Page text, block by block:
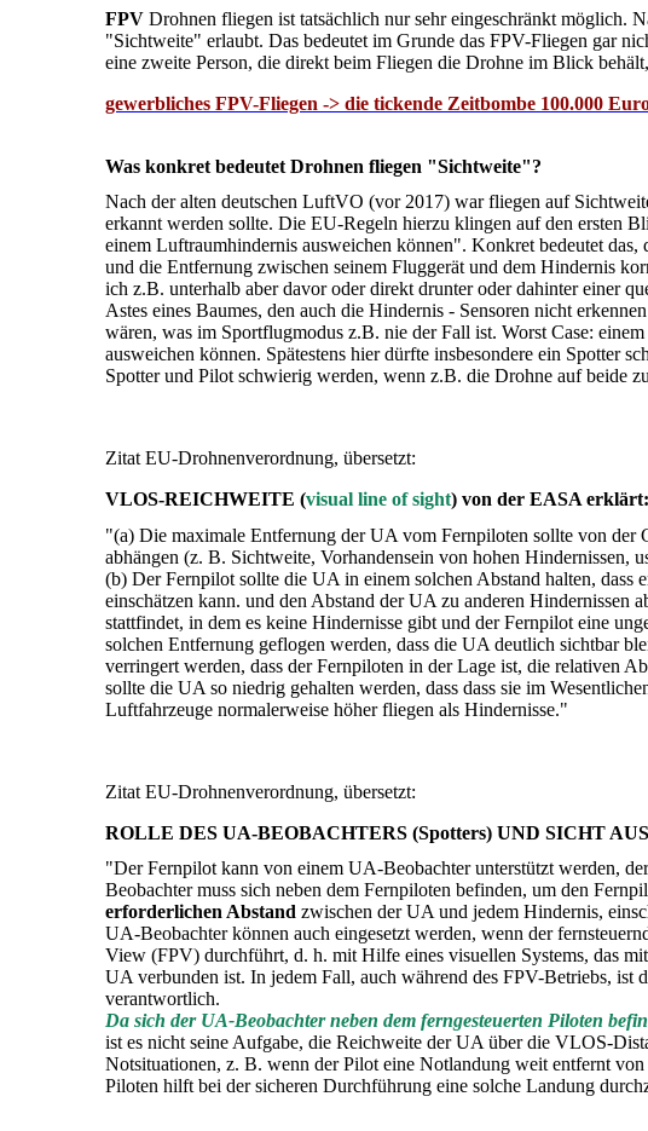
FPV Drohnen fliegen ist tatsächlich nur sehr eingeschränkt möglich.
"Sichtweite" erlaubt. Das bedeutet im Grunde das FPV-Fliegen gar
eine zweite Person, die direkt beim Fliegen die Drohne im Blick
gewerbliches FPV-Fliegen -> die tickende Zeitbombe 100.000
Was konkret bedeutet Drohnen fliegen "Sichtweite"?
Nach der alten deutschen LuftVO (vor 2017) war fliegen auf
erkannt werden sollte. Die EU-Regeln hierzu klingen auf den ersten
einem Luftraumhindernis ausweichen können". Konkret bedeutet
und die Entfernung zwischen seinem Fluggerät und dem Hindernis
ich z.B. unterhalb aber davor oder direkt drunter oder dahinter einer
Astes eines Baumes, den auch die Hindernis - Sensoren nicht
wären, was im Sportflugmodus z.B. nie der Fall ist. Worst Case:
ausweichen können. Spätestens hier dürfte insbesondere ein Spotter
Spotter und Pilot schwierig werden, wenn z.B. die Drohne auf beide
Zitat EU-Drohnenverordnung, übersetzt:
VLOS-REICHWEITE (visual line of sight) von der EASA erklärt:
"(a) Die maximale Entfernung der UA vom Fernpiloten sollte von der
abhängen (z. B. Sichtweite, Vorhandensein von hohen Hindernissen,
(b) Der Fernpilot sollte die UA in einem solchen Abstand halten, dass
einschätzen kann. und den Abstand der UA zu anderen Hindernissen
stattfindet, in dem es keine Hindernisse gibt und der Fernpilot eine
solchen Entfernung geflogen werden, dass die UA deutlich sichtbar
verringert werden, dass der Fernpiloten in der Lage ist, die relativen
sollte die UA so niedrig gehalten werden, dass dass sie im
Luftfahrzeuge normalerweise höher fliegen als Hindernisse."
Zitat EU-Drohnenverordnung, übersetzt:
ROLLE DES UA-BEOBACHTERS (Spotters) UND SICHT
"Der Fernpilot kann von einem UA-Beobachter unterstützt werden,
Beobachter muss sich neben dem Fernpiloten befinden, um den
erforderlichen Abstand zwischen der UA und jedem Hindernis,
UA-Beobachter können auch eingesetzt werden, wenn der
View (FPV) durchführt, d. h. mit Hilfe eines visuellen Systems, das
UA verbunden ist. In jedem Fall, auch während des FPV-Betriebs, ist
verantwortlich.
Da sich der UA-Beobachter neben dem ferngesteuerten Piloten
ist es nicht seine Aufgabe, die Reichweite der UA über die VLOS-
Notsituationen, z. B. wenn der Pilot eine Notlandung weit entfernt
Piloten hilft bei der sicheren Durchführung eine solche Landung